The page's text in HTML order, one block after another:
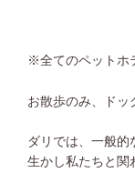
※全てのペットホ
お散歩のみ、ドッ
ダリでは、一般
生かし私たちと